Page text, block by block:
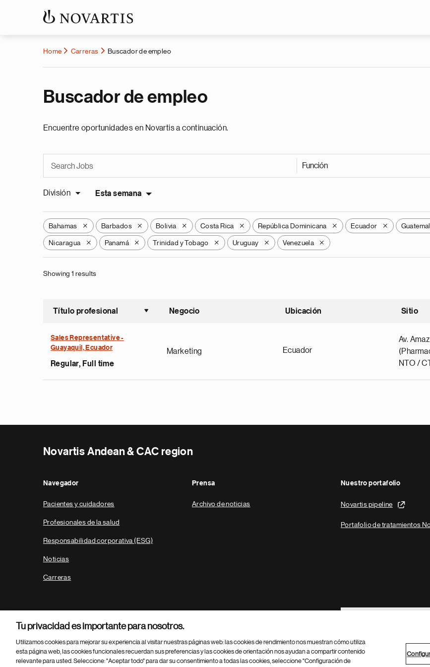
Home Carreras Buscador de empleo
Buscador de empleo
Encuentre oportunidades en Novartis a continuación.
Función
División Esta semana
Bahamas X Barbados X Bolivia X Costa Rica X República Dominicana X Ecuador X
Nicaragua X Panamá X Trinidad y Tobago X Uruguay X Venezuela X
Showing 1 results
Título profesional
Ordenar ascendente
Negocio Ubicación Sitio
Sales Representative -
Guayaquil, Ecuador
Regular, Full time
Marketing Ecuador
Av.
NTO /
Novartis Andean & CAC region
Navegador
Pacientes y cuidadores
Profesionales de la salud
Responsabilidad corporativa (ESG)
Noticias
Carreras
Prensa
Archivo de noticias
Nuestro portafolio
Novartis pipeline
Portafolio de tratamientos
Footer Site Search
Parte
© 2026 Novartis AG
Tu privacidad es importante para nosotros.
Utilizamos cookies para mejorar su experiencia al visitar nuestras páginas web: las cookies de rendimiento nos muestran cómo utiliza
esta página web, las cookies funcionales recuerdan sus preferencias y las cookies de orientación nos ayudan a compartir contenido
relevante para usted. Seleccione: "Aceptar todo" para dar su consentimiento a todas las cookies, seleccione "Configuración de